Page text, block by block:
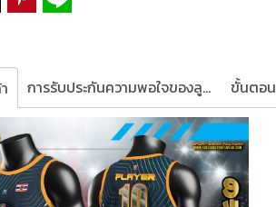
การรับประกันความพอใจของลูกค้า